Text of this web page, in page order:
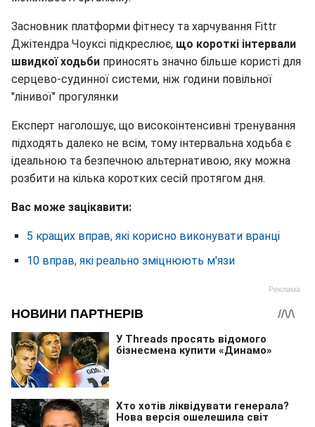
Засновник платформи фітнесу та харчування Fittr
Джітендра Чоуксі підкреслює, що короткі інтервали
швидкої ходьби приносять значно більше користі для
серцево-судинної системи, ніж години повільної
"лінивої" прогулянки
Експерт наголошує, що високоінтенсивні тренування
підходять далеко не всім, тому інтервальна ходьба є
ідеальною та безпечною альтернативою, яку можна
розбити на кілька коротких сесій протягом дня.
Вас може зацікавити:
5 кращих вправ, які корисно виконувати вранці
10 вправ, які реально зміцнюють м'язи